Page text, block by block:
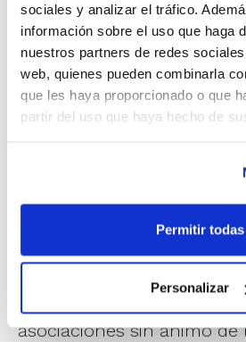
sociales y analizar el tráfico.
información sobre el uso que haga
nuestros partners de redes
web, quienes pueden combinarla
que les haya proporcionado o que
partir del uso que haya hecho de
Permitir todas
Personalizar
alimento o la cantidad de
juguetes que estén nuevos o
El objetivo es solidarizarse
necesitados de la ciudad
de nuevo al Comedor
así ayudarles a paliar
necesidades materiales.
entregarán a una entidad
distribuirán entre las
asociaciones sin ánimo de